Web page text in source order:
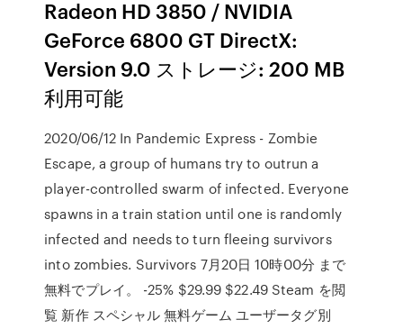
Radeon HD 3850 / NVIDIA
GeForce 6800 GT DirectX:
Version 9.0 ストレージ: 200 MB
利用可能
2020/06/12 In Pandemic Express - Zombie
Escape, a group of humans try to outrun a
player-controlled swarm of infected. Everyone
spawns in a train station until one is randomly
infected and needs to turn fleeing survivors
into zombies. Survivors 7月20日 10時00分 まで
無料でプレイ。 -25% $29.99 $22.49 Steam を閲
覧 新作 スペシャル 無料ゲーム ユーザータグ別